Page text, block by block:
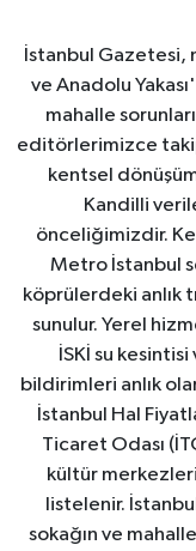
İstanbul Gazetesi,
ve Anadolu
mahalle
editörlerimizce
kentsel
Kandilli
önceliğimizdir.
Metro İstanbul
köprülerdeki anlık
sunulur. Yerel
İSKİ su
bildirimleri anlık
İstanbul Hal
Ticaret Odası
kültür
listelenir.
sokağın ve